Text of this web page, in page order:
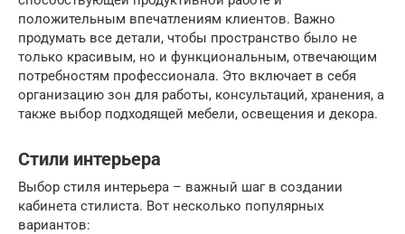
положительным впечатлениям клиентов. Важно
продумать все детали, чтобы пространство было не
только красивым, но и функциональным, отвечающим
потребностям профессионала. Это включает в себя
организацию зон для работы, консультаций, хранения, а
также выбор подходящей мебели, освещения и декора.
Стили интерьера
Выбор стиля интерьера – важный шаг в создании
кабинета стилиста. Вот несколько популярных
вариантов: